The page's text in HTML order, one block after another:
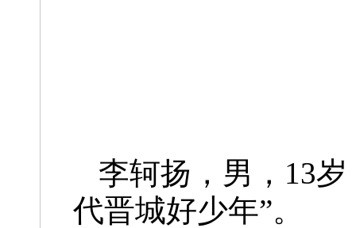
李轲扬，男，13
代晋城好少年”。